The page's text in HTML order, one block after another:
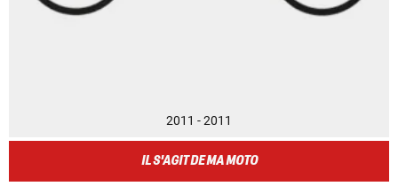
2011 - 2011
IL S'AGIT DE MA MOTO